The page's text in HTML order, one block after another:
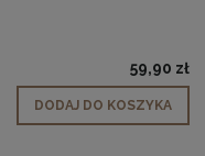
59,90 zł
DODAJ DO KOSZYKA